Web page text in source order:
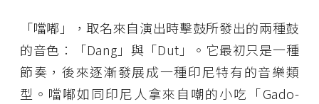
「噹嘟」，取名來自演出時擊鼓所發出的兩種鼓
的音色：「Dang」與「Dut」。它最初只是一種
節奏，後來逐漸發展成一種印尼特有的音樂類
型。噹嘟如同印尼人拿來自嘲的小吃「Gado-